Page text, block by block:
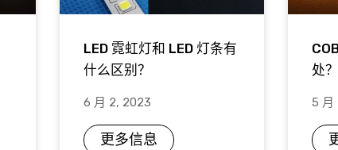
LED 霓虹灯和 LED 灯条有
什么区别？
6 月 2, 2023
更多信息
处？
5 月